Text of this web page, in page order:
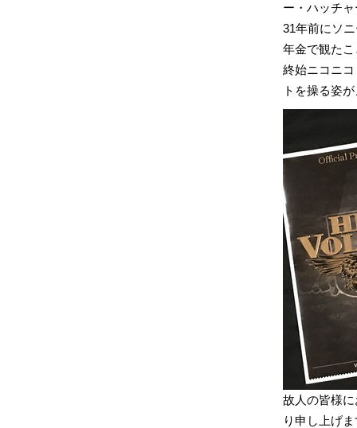
ー・ハッチ
31年前にソ
年金で観た
終始ニコニ
トを操る姿
故人の皆様
り申し上げ